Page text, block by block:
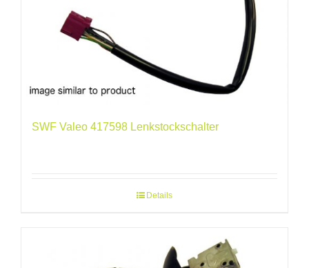
SWF Valeo 417598 Lenkstockschalter
Details